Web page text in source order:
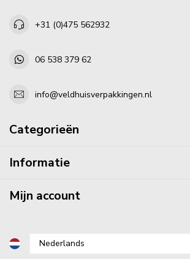
+31 (0)475 562932
06 538 379 62
info@veldhuisverpakkingen.nl
Categorieën
Informatie
Mijn account